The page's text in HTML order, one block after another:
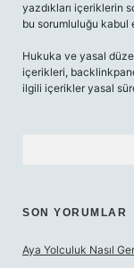
yazdıkları içeriklerin
bu sorumluluğu kabul
Hukuka ve yasal
içerikleri,
ilgili içerikler yasal
SON YORUMLAR
Aya Yolculuk Nasıl